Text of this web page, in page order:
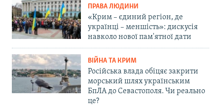
ПРАВА ЛЮДИНИ
«Крим – єдиний регіон, де
українці – меншість»: дискусія
навколо нової пам'ятної дати
ВІЙНА ТА КРИМ
Російська влада обіцяє закрити
морський шлях українським
БпЛА до Севастополя. Чи реально
це?